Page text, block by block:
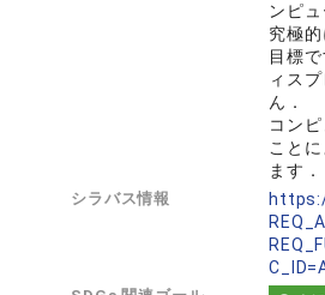
ンピ
究極
目標
ィス
ん．
コン
こと
ます．
シラバス情報